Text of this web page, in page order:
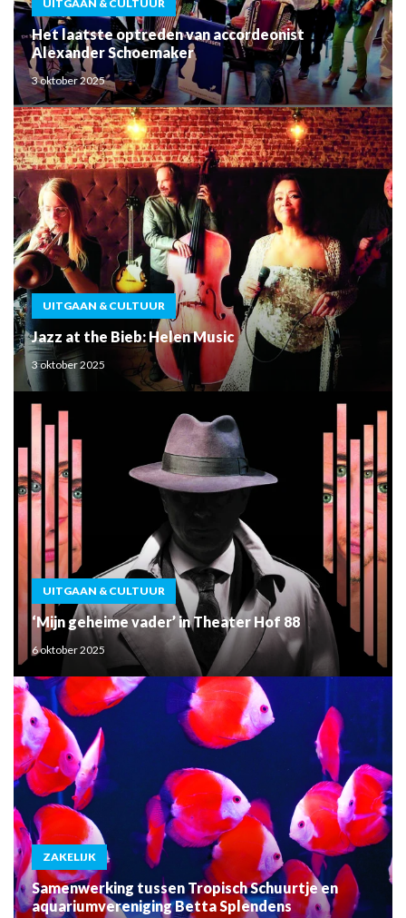
UITGAAN & CULTUUR
Het laatste optreden van accordeonist
Alexander Schoemaker
3 oktober 2025
UITGAAN & CULTUUR
Jazz at the Bieb: Helen Music
3 oktober 2025
UITGAAN & CULTUUR
‘Mijn geheime vader’ in Theater Hof 88
6 oktober 2025
ZAKELIJK
Samenwerking tussen Tropisch Schuurtje en
aquariumvereniging Betta Splendens